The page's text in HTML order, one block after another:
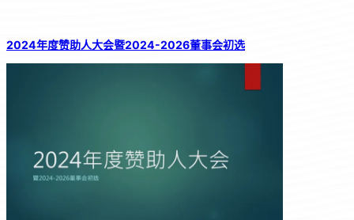
2024年度赞助人大会暨2024-2026董事会初选